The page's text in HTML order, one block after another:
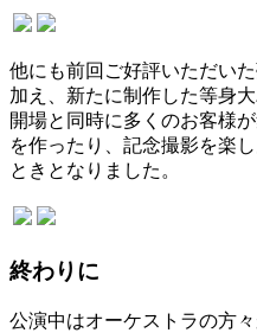
他にも前回ご好評いただい
加え、新たに制作した等身
開場と同時に多くのお客様
を作ったり、記念撮影を楽
ときとなりました。
終わりに
公演中はオーケストラの方